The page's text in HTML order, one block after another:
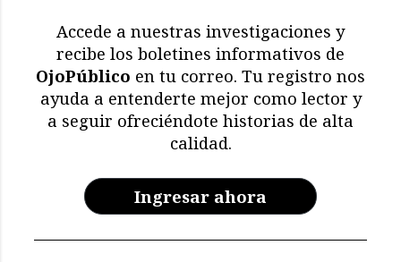
Accede a nuestras investigaciones y
recibe los boletines informativos de
OjoPúblico en tu correo. Tu registro nos
ayuda a entenderte mejor como lector y
a seguir ofreciéndote historias de alta
calidad.
Ingresar ahora